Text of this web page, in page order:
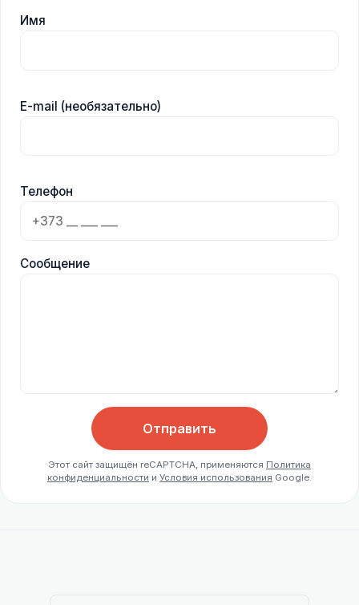
Имя
E-mail (необязательно)
Телефон
Сообщение
Отправить
Этот сайт защищён reCAPTCHA, применяются Политика
конфиденциальности и Условия использования Google.